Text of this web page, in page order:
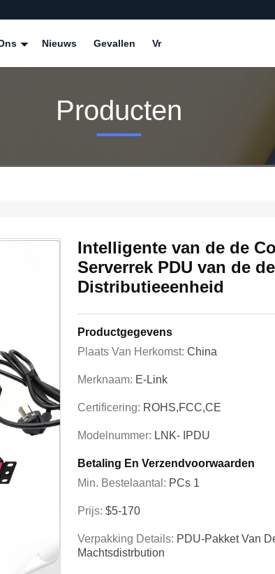
Nieuws Gevallen Vr
Producten
Intelligente van de de
Serverrek PDU van de
Distributieeenheid
Productgegevens
Plaats Van Herkomst: China
Merknaam: E-Link
Certificering: ROHS,FCC,CE
Modelnummer: LNK- IPDU
Betaling En Verzendvoorwaarden
Min. Bestelaantal: PCs 1
Prijs: $5-170
Verpakking Details: PDU-Pakket Van
Machtsdistrbution